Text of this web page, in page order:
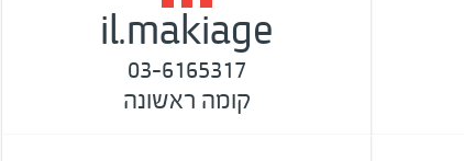
il.makiage
03-6165317
קומה ראשונה